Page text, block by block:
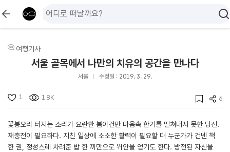
여행기사
서울 골목에서 나만의 치유의 공간을 만나다
서울 수정일 : 2019. 3. 29.
1 1.8K 6
꽃봉오리 터지는 소리가 요란한 봄이건만 마음속 한기를 떨쳐내지 못한 당신.
재충전이 필요하다. 지친 일상에 소소한 활력이 필요할 때 누군가가 건넨 책
한 권, 정성스레 차려준 밥 한 끼만으로 위안을 얻기도 한다. 방전된 자신을